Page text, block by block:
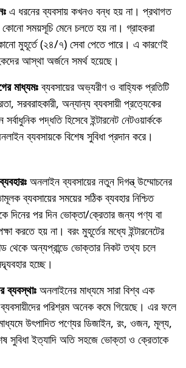
এ ধরনের ব্যবসায় কখনও বন্ধ হয় না। প্রথাগত
সময়সূচি মেনে চলতে হয় না। গ্রাহকরা
মুহূর্তে (২৪/৭) সেবা পেতে পারে। এ কারণেই
আস্থা অর্জনে সমর্থ হয়েছে।
মাধ্যমঃব্যবসায়ের অভ্যরীণ ও বাহ্যিক প্রতিটি
সরবরাহকারী, অন্যান্য ব্যবসায়ী প্রত্যেকের
পদ্ধতি হিসেবে ইন্টারনেট নেটওয়ার্ককে
ব্যবসায়কে বিশেষ সুবিধা প্রদান করে।
অনলাইন ব্যবসায়ের নতুন দিগন্ত্ উম্মোচনের
ব্যবসায়ের সময়ের সঠিক ব্যবহার নিশ্চিত
দিনের পর দিন ভোক্তা/ক্রেতার জন্য পণ্য বা
করতে হয় না। বরং মুহূর্তের মধ্যে ইন্টারনেটের
থেকে অন্যপ্রান্ডে ভোক্তার নিকট তথ্য চলে
হচ্ছে।
অনলাইনের মাধ্যমে সারা বিশ্ব এক
ব্যবসায়ীদের পরিশ্রম অনেক কমে গিয়েছে। এর ফলে
মাধ্যমে উৎপাদিত পণ্যের ডিজাইন, রং, ওজন, মূল্য,
সুবিধা ইত্যাদি অতি সহজে ভোক্তা ও ক্রেতাকে